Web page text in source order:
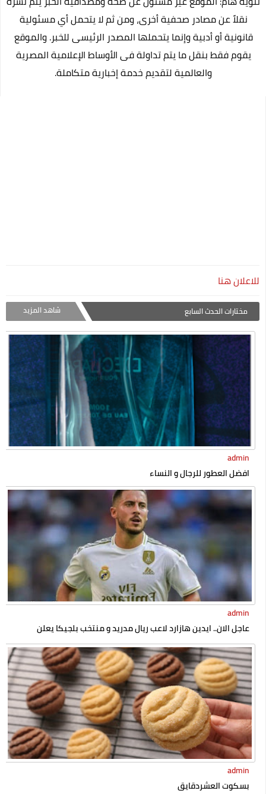
نقلاً عن مصادر صحفية أخرى، ومن ثم لا يتحمل أي مسئولية
قانونية أو أدبية وإنما يتحملها المصدر الرئيسى للخبر. والموقع
يقوم فقط بنقل ما يتم تداولة فى الأوساط الإعلامية المصرية
والعالمية لتقديم خدمة إخبارية متكاملة.
للاعلان هنا
مختارات الحدث السابع شاهد المزيد
admin
افضل العطور للرجال و النساء
admin
عاجل الان.. ايدين هازارد لاعب ريال مدريد و منتخب بلجيكا يعلن
إسلامه رسميا
admin
بسكوت العشردقايق